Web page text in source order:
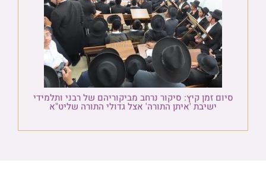
סיום זמן קיץ: סיקור נרחב מביקוריהם של רבני ותלמידי
ישיבת 'איתן התורה' אצל גדולי התורה שליט"א